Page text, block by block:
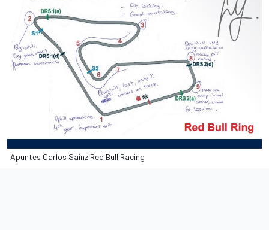
Apuntes Carlos Sainz Red Bull Racing